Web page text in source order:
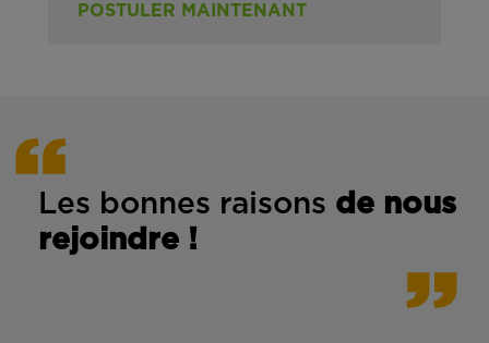
POSTULER MAINTENANT
Les bonnes raisons de nous
rejoindre !